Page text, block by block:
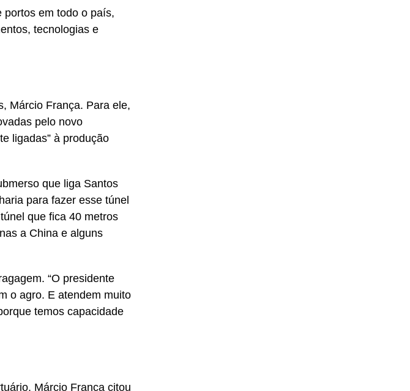
portos em todo o país,
tecnologias e
Márcio França. Para ele,
pelo novo
ligadas” à produção
que liga Santos
para fazer esse túnel
que fica 40 metros
a China e alguns
“O presidente
o agro. E atendem muito
temos capacidade
Márcio França citou